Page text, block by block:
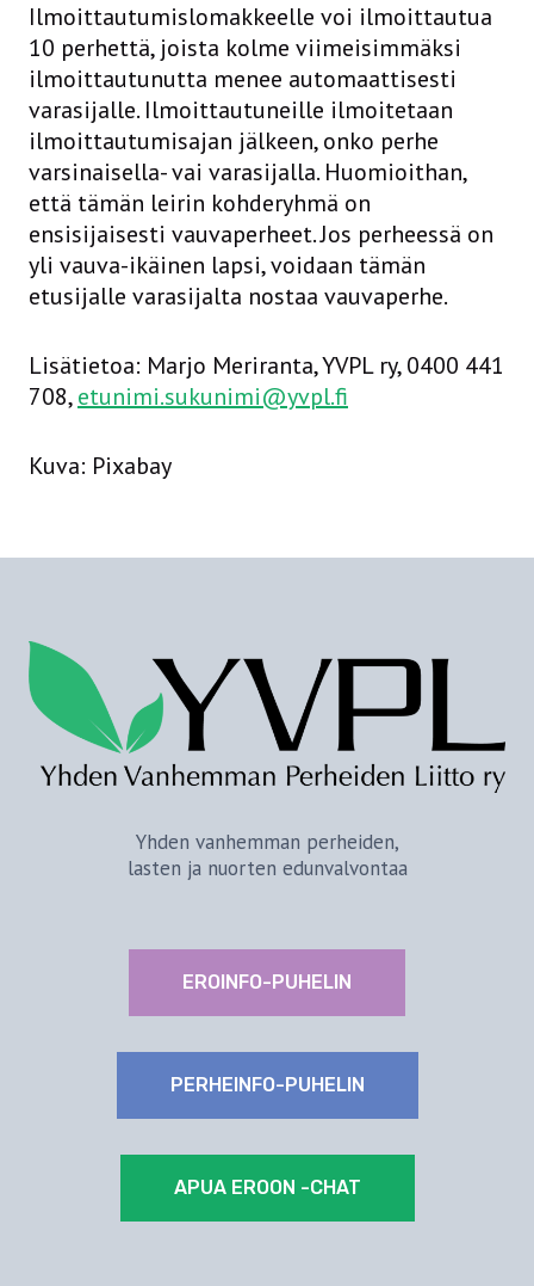
Ilmoittautumislomakkeelle voi ilmoittautua
10 perhettä, joista kolme viimeisimmäksi
ilmoittautunutta menee automaattisesti
varasijalle. Ilmoittautuneille ilmoitetaan
ilmoittautumisajan jälkeen, onko perhe
varsinaisella- vai varasijalla. Huomioithan,
että tämän leirin kohderyhmä on
ensisijaisesti vauvaperheet. Jos perheessä on
yli vauva-ikäinen lapsi, voidaan tämän
etusijalle varasijalta nostaa vauvaperhe.
Lisätietoa: Marjo Meriranta, YVPL ry, 0400 441
708,etunimi.sukunimi@yvpl.fi
Kuva: Pixabay
Yhden vanhemman perheiden,
lasten ja nuorten edunvalvontaa
EROINFO-PUHELIN
PERHEINFO-PUHELIN
APUA EROON -CHAT